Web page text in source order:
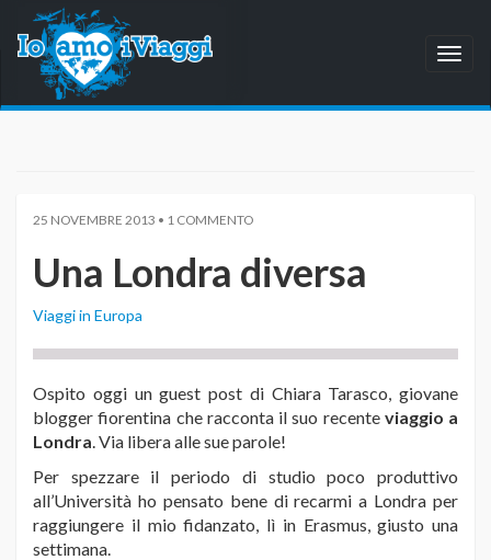
25 NOVEMBRE 2013 • 1 COMMENTO
Una Londra diversa
Viaggi in Europa
Ospito oggi un guest post di Chiara Tarasco, giovane
blogger fiorentina che racconta il suo recente viaggio a
Londra. Via libera alle sue parole!
Per spezzare il periodo di studio poco produttivo
all’Università ho pensato bene di recarmi a Londra per
raggiungere il mio fidanzato, lì in Erasmus, giusto una
settimana.